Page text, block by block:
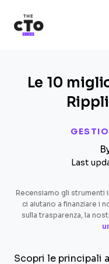
Le 10
Last
Recensiamo gli
ci aiutano a finanziare i
sulla trasparenza, la
Scopri le principali